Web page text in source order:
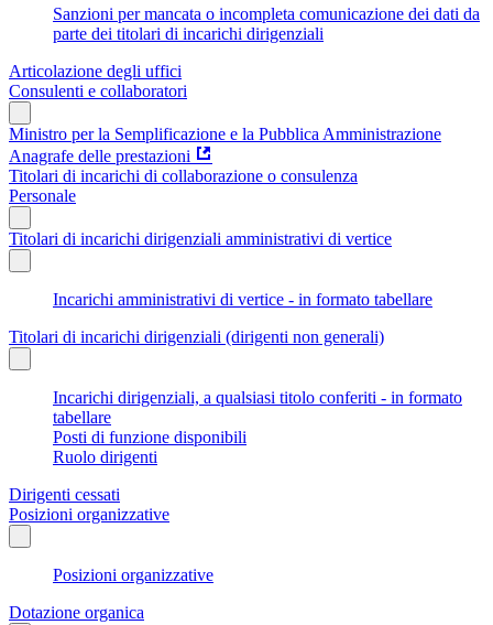
Sanzioni per mancata o incompleta comunicazione dei dati da
parte dei titolari di incarichi dirigenziali
Articolazione degli uffici
Consulenti e collaboratori
Ministro per la Semplificazione e la Pubblica Amministrazione
Anagrafe delle prestazioni
Titolari di incarichi di collaborazione o consulenza
Personale
Titolari di incarichi dirigenziali amministrativi di vertice
Incarichi amministrativi di vertice - in formato tabellare
Titolari di incarichi dirigenziali (dirigenti non generali)
Incarichi dirigenziali, a qualsiasi titolo conferiti - in formato
tabellare
Posti di funzione disponibili
Ruolo dirigenti
Dirigenti cessati
Posizioni organizzative
Posizioni organizzative
Dotazione organica